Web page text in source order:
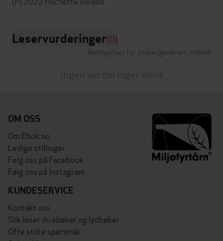
Leservurderinger(0)
Betingelser for brukergenerert innhold
Ingen vurderinger ennå
OM OSS
Om Ebok.no
Ledige stillinger
Følg oss på Facebook
Følg oss på Instagram
KUNDESERVICE
Kontakt oss
Slik leser du ebøker og lydbøker
Ofte stilte spørsmål